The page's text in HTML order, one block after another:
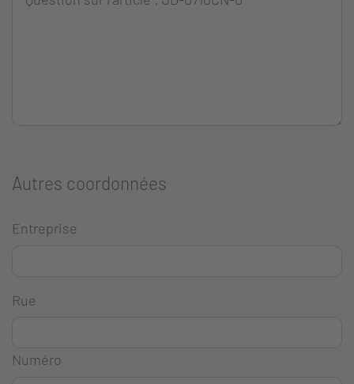
Autres coordonnées
Entreprise
Rue
Numéro